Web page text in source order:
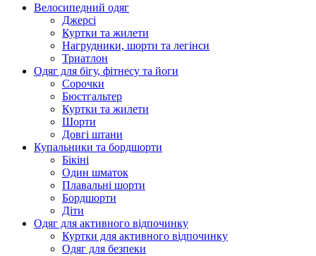
Велосипедний одяг
Джерсі
Куртки та жилети
Нагрудники, шорти та легінси
Триатлон
Одяг для бігу, фітнесу та йоги
Сорочки
Бюстгальтер
Куртки та жилети
Шорти
Довгі штани
Купальники та бордшорти
Бікіні
Один шматок
Плавальні шорти
Бордшорти
Діти
Одяг для активного відпочинку
Куртки для активного відпочинку
Одяг для безпеки